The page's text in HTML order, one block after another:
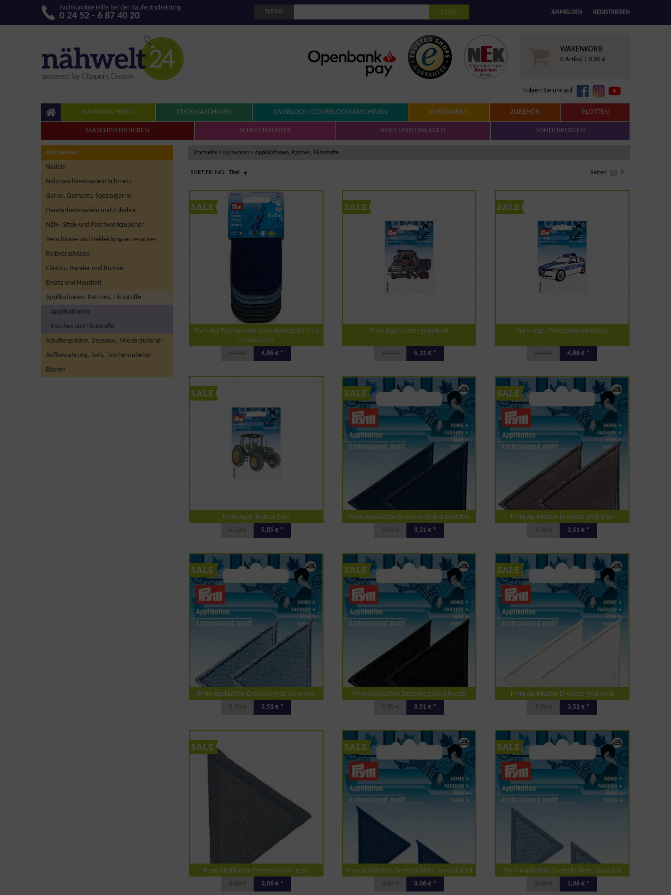
Fachkundige Hilfe bei der Kaufentscheidung
0 24 52 - 6 87 40 20 SUCHE ANMELDEN REGISTRIEREN
WARENKORB
0 Artikel | 0,00 €
Folgen Sie uns auf
NÄHMASCHINEN STICKMASCHINEN OVERLOCK-/COVERLOCKMASCHINEN KURZWAREN ZUBEHÖR PLOTTEN
MASCHINENSTICKEN SCHNITTMUSTER VLIES UND EINLAGEN SONDERPOSTEN
Kurzwaren
Nadeln
Nähmaschinennadeln Schmetz
Garne, Garnsets, Spezialgarne
Handarbeitsnadeln und Zubehör
Näh-, Stick- und Patchworkzubehör
Verschlüsse und Bekleidungsaccessoires
Reißverschlüsse
Elastics, Bänder und Borten
Ersatz und Haushalt
Applikationen, Patches, Flickstoffe
Applikationen
Patches und Flickstoffe
Schulterpolster, Dessous-, Miederzubehör
Aufbewahrung, Sets, Taschenzubehör
Bücher
Startseite > Kurzwaren > Applikationen, Patches, Flickstoffe
SORTIERUNG: Titel Seiten 2
Prym 4x2 Patches Mini (zum Aufbügeln) 6 x 8
cm Jeans/CO
4,86 € *
Prym Appl. Laster grau/bunt
5,31 € *
Prym Appl. Polizeiauto weiß/blau
4,86 € *
Prym Appl. Traktor grün
5,85 € *
Prym Applikation Dreiecke groß dunkelblau
3,51 € *
Prym Applikation Dreiecke groß grau
3,51 € *
Prym Applikation Dreiecke groß Jeans hell
3,51 € *
Prym Applikation Dreiecke groß schwarz
3,51 € *
Prym Applikation Dreiecke groß weiß
3,51 € *
Prym Applikation Dreiecke klein, grau
3,06 € *
Prym Applikation Dreiecke klein, Jeans dunkel
3,06 € *
Prym Applikation Dreiecke klein, Jeans hell
3,06 € *